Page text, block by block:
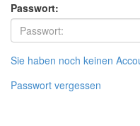
Passwort:
Sie haben noch keinen
Passwort vergessen